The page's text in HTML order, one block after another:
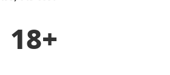
18+